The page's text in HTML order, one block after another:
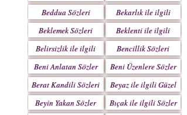
Mesajlar
Beddua Sözleri
Mesajları
Bekarlık ile ilgili
Sözler
Beklemek Sözleri
Beklenti ile ilgili
Sözler
Belirsizlik ile ilgili
Sözler
Bencillik Sözleri
Mesajları
Beni Anlatan Sözler
Beni Üzenlere Sözler
Berat Kandili Sözleri
Mesajları
Beyaz ile ilgili Güzel
Sözler
Beyin Yakan Sözler
Bıçak ile ilgili Sözler